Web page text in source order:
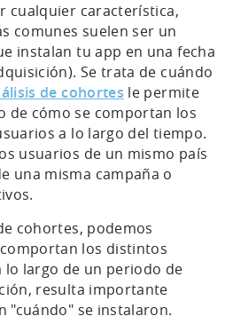
cualquier característica,
comunes suelen ser un
instalan tu app en una fecha
Se trata de cuándo
de cohortes le permite
de cómo se comportan los
a lo largo del tiempo.
usuarios de un mismo país
una misma campaña o
cohortes, podemos
los distintos
lo largo de un periodo de
resulta importante
"cuándo" se instalaron.